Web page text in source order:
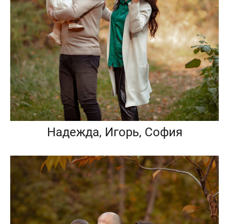
Надежда, Игорь, София